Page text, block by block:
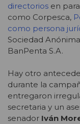
directorios en
como Corpesca,
como persona
Sociedad
BanPenta S.A.
Hay otro
durante la
entregaron
secretaria y un
senador Iván